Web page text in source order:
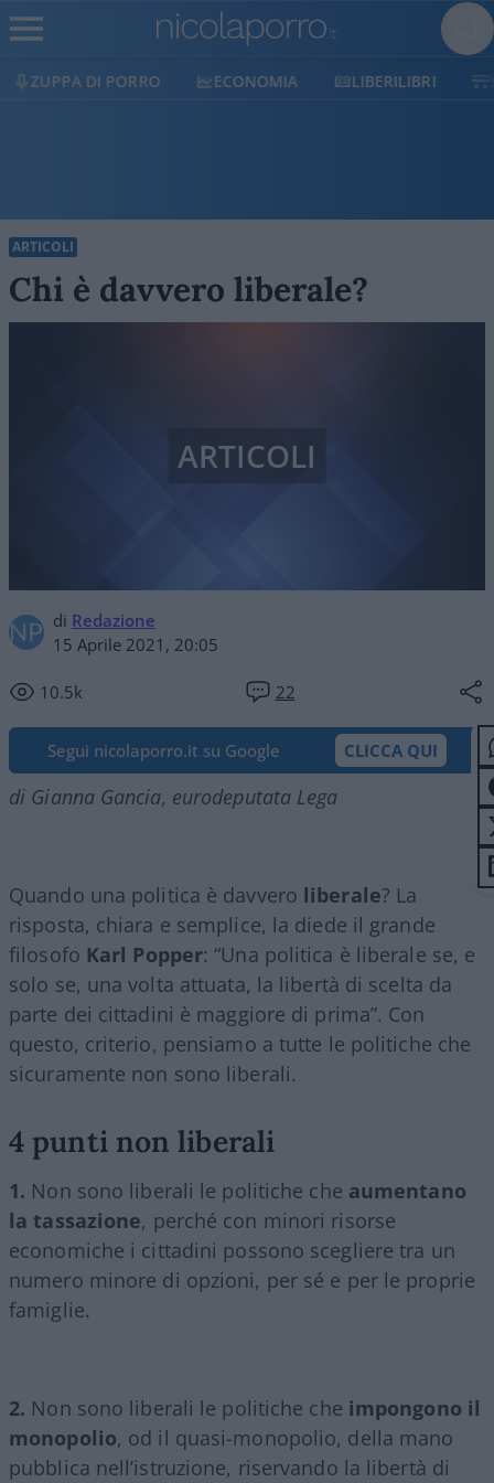
ECONOMIA LIBERILIBRI SHOP SOSTIENICI
ARTICOLI
Chi è davvero liberale?
di Redazione
15 Aprile 2021, 20:05
10.5k 22
ARTICOLI
Segui nicolaporro.it su Google CLICCA QUI
di Gianna Gancia, eurodeputata Lega
Quando una politica è davvero liberale? La
risposta, chiara e semplice, la diede il grande
filosofo Karl Popper: “Una politica è liberale se, e
solo se, una volta attuata, la libertà di scelta da
parte dei cittadini è maggiore di prima”. Con
questo, criterio, pensiamo a tutte le politiche che
sicuramente non sono liberali.
4 punti non liberali
1. Non sono liberali le politiche che aumentano
la tassazione, perché con minori risorse
economiche i cittadini possono scegliere tra un
numero minore di opzioni, per sé e per le proprie
famiglie.
2. Non sono liberali le politiche che impongono il
monopolio, od il quasi-monopolio, della mano
pubblica nell’istruzione, riservando la libertà di